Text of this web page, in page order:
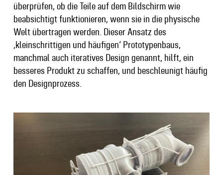
überprüfen, ob die Teile auf dem Bildschirm wie
beabsichtigt funktionieren, wenn sie in die physische
Welt übertragen werden. Dieser Ansatz des
‚kleinschrittigen und häufigen‘ Prototypenbaus,
manchmal auch iteratives Design genannt, hilft, ein
besseres Produkt zu schaffen, und beschleunigt häufig
den Designprozess.